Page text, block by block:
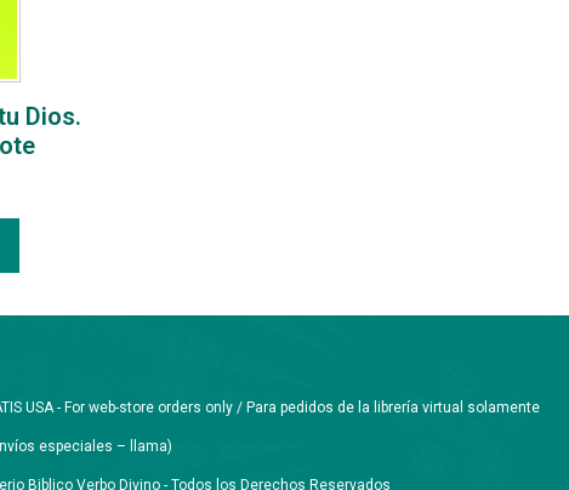
Dios.
USA - For web-store orders only / Para pedidos de la librería virtual solamente
especiales – llama)
Biblico Verbo Divino - Todos los Derechos Reservados